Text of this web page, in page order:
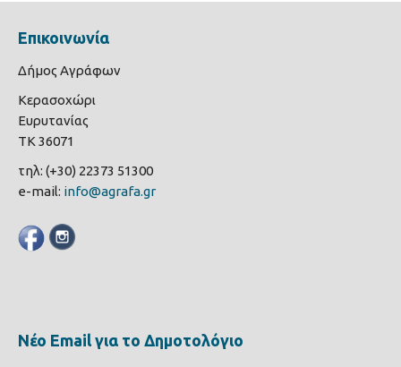
Επικοινωνία
Δήμος Αγράφων
Κερασοχώρι
Ευρυτανίας
ΤΚ 36071
τηλ: (+30) 22373 51300
e-mail: info@agrafa.gr
Νέο Email για το Δημοτολόγιο